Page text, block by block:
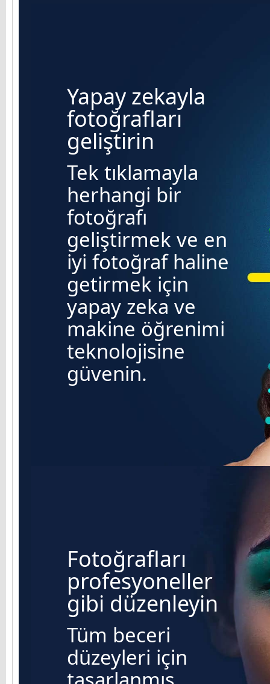
Yapay zekayla
fotoğrafları
geliştirin
Tek tıklamayla
herhangi bir
fotoğrafı
geliştirmek ve en
iyi fotoğraf haline
getirmek için
yapay zeka ve
makine öğrenimi
teknolojisine
güvenin.
Fotoğrafları
profesyoneller
gibi düzenleyin
Tüm beceri
düzeyleri için